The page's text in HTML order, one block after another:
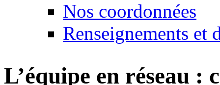
Nos coordonnées
Renseignements et
L’équipe en réseau :